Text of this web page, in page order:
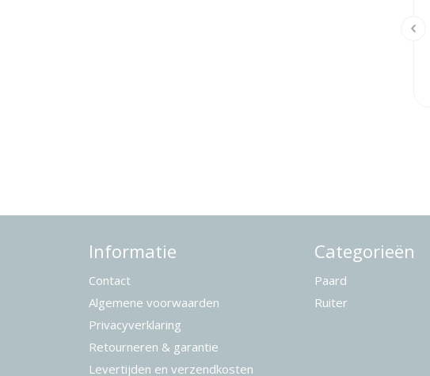
Informatie
Contact
Algemene voorwaarden
Privacyverklaring
Retourneren & garantie
Levertijden en verzendkosten
Categorieën
Paard
Ruiter